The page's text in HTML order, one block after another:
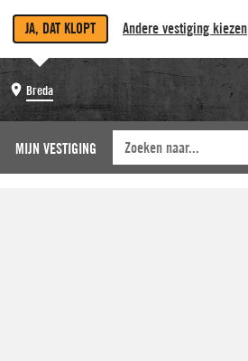
JA, DAT KLOPT Andere vestiging kiezen
Breda
MIJN VESTIGING